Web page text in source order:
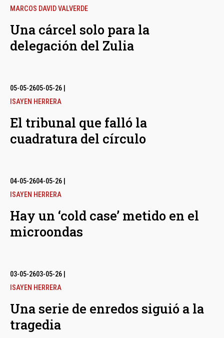
MARCOS DAVID VALVERDE
Una cárcel solo para la
delegación del Zulia
05-05-2605-05-26
ISAYEN HERRERA
El tribunal que falló la
cuadratura del círculo
04-05-2604-05-26
ISAYEN HERRERA
Hay un ‘cold case’ metido en el
microondas
03-05-2603-05-26
ISAYEN HERRERA
Una serie de enredos siguió a la
tragedia